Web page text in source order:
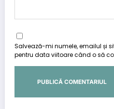
Salvează-mi numele, emailul și
pentru data viitoare când o să